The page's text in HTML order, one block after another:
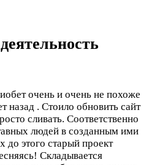
очень и очень не похоже
назад . Стоило обновить сайт
сливать. Соответственно
людей в созданным ими
этого старый проект
Складывается